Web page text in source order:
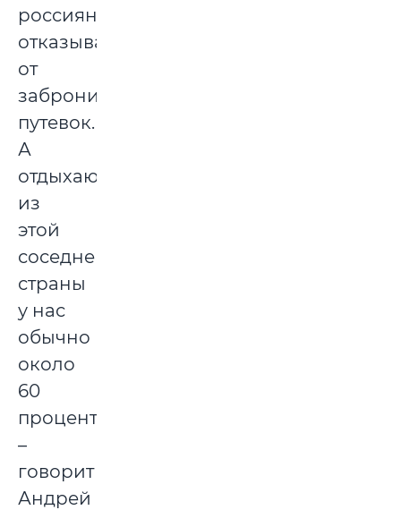
россияне
отказываются
от
забронированных
путевок.
А
отдыхающих
из
этой
соседней
страны
у нас
обычно
около
60
процентов,
–
говорит
Андрей